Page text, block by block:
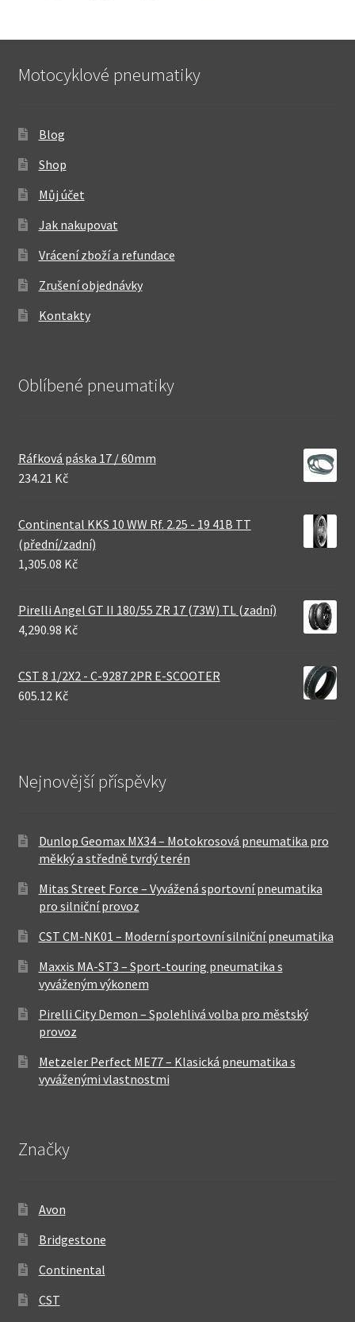
Motocyklové pneumatiky
Blog
Shop
Můj účet
Jak nakupovat
Vrácení zboží a refundace
Zrušení objednávky
Kontakty
Oblíbené pneumatiky
Ráfková páska 17 / 60mm
234.21 Kč
Continental KKS 10 WW Rf. 2.25 - 19 41B TT
(přední/zadní)
1,305.08 Kč
Pirelli Angel GT II 180/55 ZR 17 (73W) TL (zadní)
4,290.98 Kč
CST 8 1/2X2 - C-9287 2PR E-SCOOTER
605.12 Kč
Nejnovější příspěvky
Dunlop Geomax MX34 – Motokrosová pneumatika pro
měkký a středně tvrdý terén
Mitas Street Force – Vyvážená sportovní pneumatika
pro silniční provoz
CST CM-NK01 – Moderní sportovní silniční pneumatika
Maxxis MA-ST3 – Sport-touring pneumatika s
vyváženým výkonem
Pirelli City Demon – Spolehlivá volba pro městský
provoz
Metzeler Perfect ME77 – Klasická pneumatika s
vyváženými vlastnostmi
Značky
Avon
Bridgestone
Continental
CST